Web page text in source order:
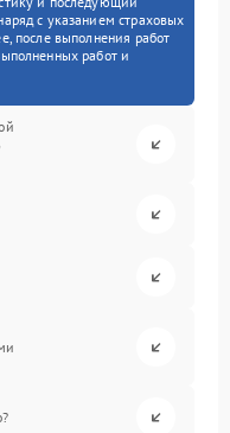
с указанием страховых
после выполнения работ
работ и